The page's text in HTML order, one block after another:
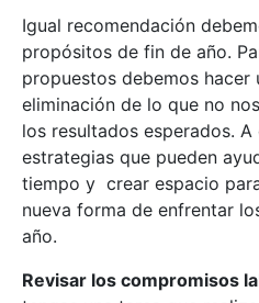
Igual recomendación
propósitos de fin de año.
propuestos debemos hacer
eliminación de lo que no
los resultados esperados.
estrategias que pueden
tiempo y crear espacio
nueva forma de enfrentar
año.
Revisar los compromisos